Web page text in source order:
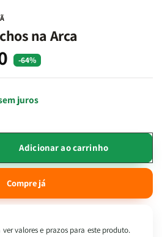
na Arca
-64%
juros
Adicionar ao carrinho
Compre já
ver valores e prazos para este produto.